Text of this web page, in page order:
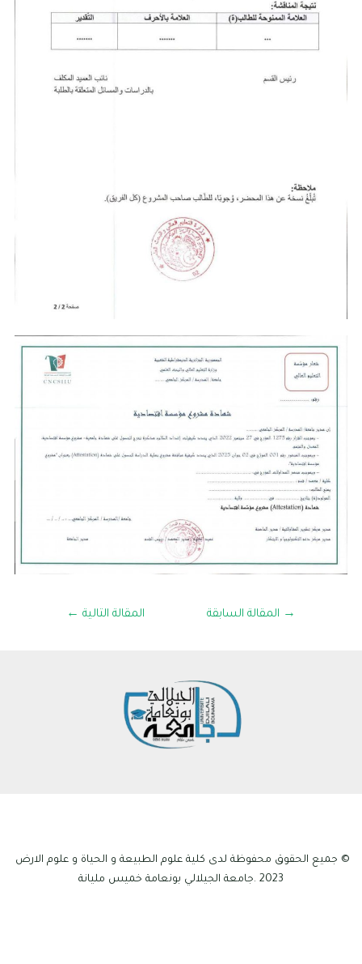
→ المقالة السابقة المقالة التالية ←
© جميع الحقوق محفوظة لدى كلية علوم الطبيعة و الحياة و علوم الارض
2023 .جامعة الجيلالي بونعامة خميس مليانة